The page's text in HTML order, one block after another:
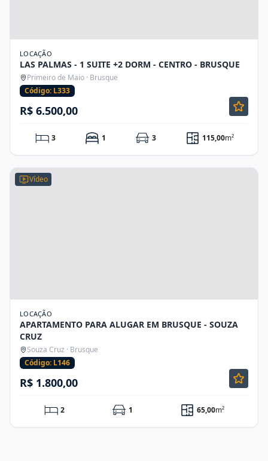
LOCAÇÃO
LAS PALMAS - 1 SUITE +2 DORM - CENTRO - BRUSQUE
Primeiro de Maio · Brusque
Código: L333
R$ 6.500,00
3 1 3 115,00m²
Vídeo
LOCAÇÃO
APARTAMENTO PARA ALUGAR EM BRUSQUE - SOUZA
CRUZ
Souza Cruz · Brusque
Código: L146
R$ 1.800,00
2 1 65,00m²